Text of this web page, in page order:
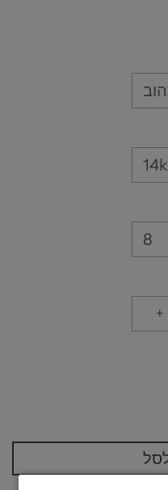
14k
8
+